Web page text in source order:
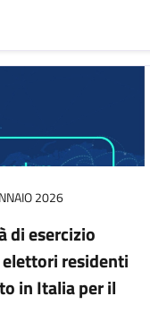
2026
di esercizio
residenti
in Italia per il